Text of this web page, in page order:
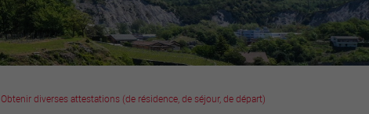
Obtenir diverses attestations (de résidence, de séjour, de départ)